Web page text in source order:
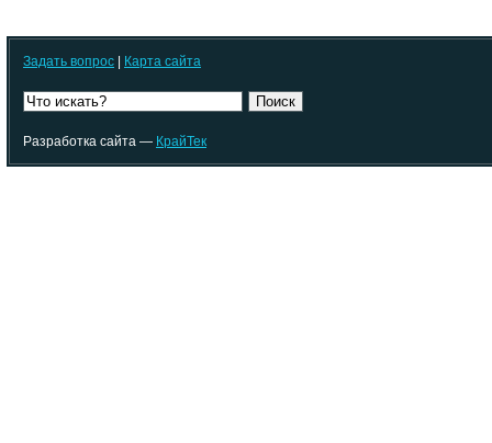
Задать вопрос Карта сайта
Поиск
Разработка сайта — КрайТек